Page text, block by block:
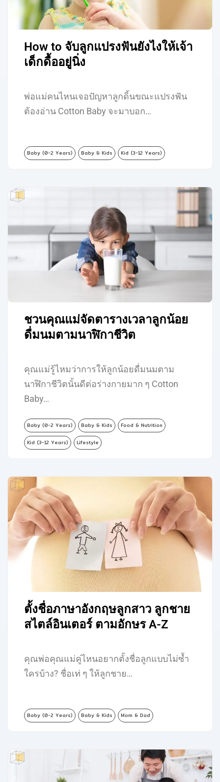
How to จับลูกแปรงฟันยังไงให้เจ้า
เด็กดื้ออยู่นิ่ง
พ่อแม่คนไหนเจอปัญหาลูกดิ้นขณะแปรงฟัน
ต้องอ่าน Cotton Baby จะมาบอก…
Baby (0-2 Years) Baby & Kids Kid (3-12 Years)
ชวนคุณแม่จัดตารางเวลาลูกน้อย
ดื่มนมตามนาฬิกาชีวิต
คุณแม่รู้ไหมว่าการให้ลูกน้อยดื่มนมตาม
นาฬิกาชีวิตนั้นดีต่อร่างกายมาก ๆ Cotton
Baby…
Baby (0-2 Years) Baby & Kids Food & Nutrition
Kid (3-12 Years) Lifestyle
ตั้งชื่อภาษาอังกฤษลูกสาว ลูกชาย
สไตล์อินเตอร์ ตามอักษร A-Z
คุณพ่อคุณแม่คู่ไหนอยากตั้งชื่อลูกแบบไม่ซ้ำ
ใครบ้าง? ชื่อเท่ ๆ ให้ลูกชาย…
Baby (0-2 Years) Baby & Kids Mom & Dad